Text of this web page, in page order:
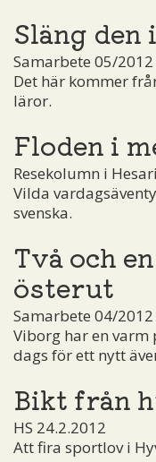
Släng den
Samarbete 05/2012
Det här kommer
läror.
Floden i
Resekolumn i
Vilda
svenska.
Två och
österut
Samarbete 04/2012
Viborg har en
dags för ett nytt
Bikt från
HS 24.2.2012
Att fira sportlov i